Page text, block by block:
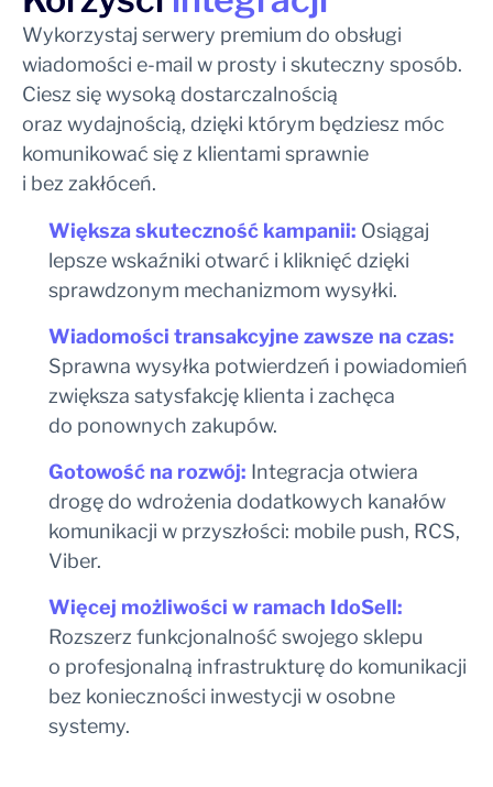
Wykorzystaj serwery premium do obsługi
wiadomości e-mail w prosty i skuteczny sposób.
Ciesz się wysoką dostarczalnością
oraz wydajnością, dzięki którym będziesz móc
komunikować się z klientami sprawnie
i bez zakłóceń.
Większa skuteczność kampanii: Osiągaj
lepsze wskaźniki otwarć i kliknięć dzięki
sprawdzonym mechanizmom wysyłki.
Wiadomości transakcyjne zawsze na czas:
Sprawna wysyłka potwierdzeń i powiadomień
zwiększa satysfakcję klienta i zachęca
do ponownych zakupów.
Gotowość na rozwój: Integracja otwiera
drogę do wdrożenia dodatkowych kanałów
komunikacji w przyszłości: mobile push, RCS,
Viber.
Więcej możliwości w ramach IdoSell:
Rozszerz funkcjonalność swojego sklepu
o profesjonalną infrastrukturę do komunikacji
bez konieczności inwestycji w osobne
systemy.